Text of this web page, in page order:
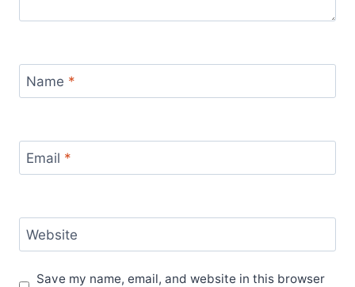
Name *
Email *
Website
Save my name, email, and website in this browser